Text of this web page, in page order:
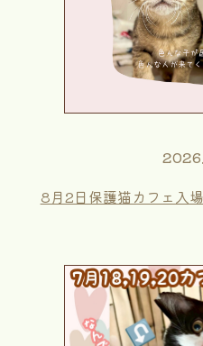
8月2日保護猫カフェ入